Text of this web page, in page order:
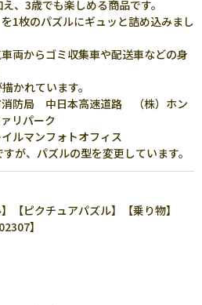
、3歳でも楽しめる商品です。
1枚のパズルにギュッと詰め込みまし
両からゴミ収集車や配送車などの身
かれています。
防局 中日本高速道路 （株）ホン
リパーク
ルマンフォトオフィス
が、パズルの型を変更しています。
【ピクチュアパズル】【乗り物】
】